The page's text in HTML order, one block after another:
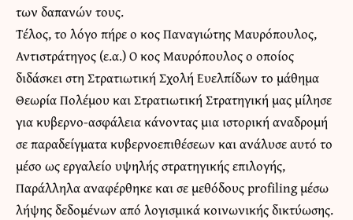
των δαπανών τους.
Τέλος, το λόγο πήρε ο κος Παναγιώτης Μαυρόπουλος,
Αντιστράτηγος (ε.α.) Ο κος Μαυρόπουλος ο οποίος
διδάσκει στη Στρατιωτική Σχολή Ευελπίδων το μάθημα
Θεωρία Πολέμου και Στρατιωτική Στρατηγική μας μίλησε
για κυβερνο-ασφάλεια κάνοντας μια ιστορική αναδρομή
σε παραδείγματα κυβερνοεπιθέσεων και ανάλυσε αυτό το
μέσο ως εργαλείο υψηλής στρατηγικής επιλογής,
Παράλληλα αναφέρθηκε και σε μεθόδους profiling μέσω
λήψης δεδομένων από λογισμικά κοινωνικής δικτύωσης.